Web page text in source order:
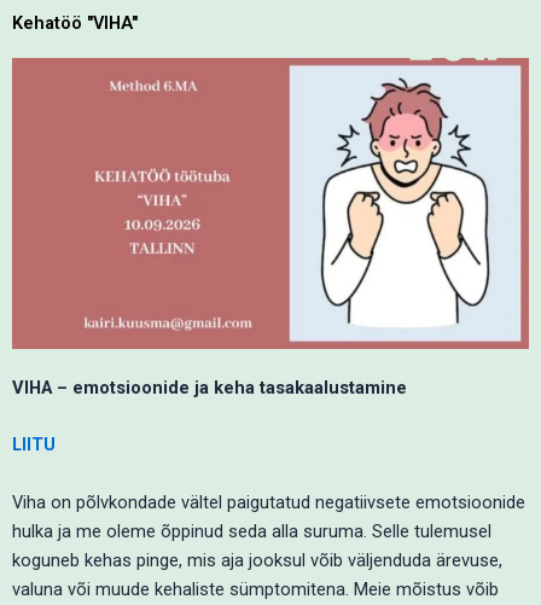
SkipKehatöö "VIHA"
VIHA – emotsioonide ja keha tasakaalustamine
LIITU
Viha on põlvkondade vältel paigutatud negatiivsete emotsioonide
hulka ja me oleme õppinud seda alla suruma. Selle tulemusel
koguneb kehas pinge, mis aja jooksul võib väljenduda ärevuse,
valuna või muude kehaliste sümptomitena. Meie mõistus võib